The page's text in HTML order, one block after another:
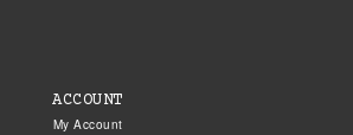
ACCOUNT
My Account